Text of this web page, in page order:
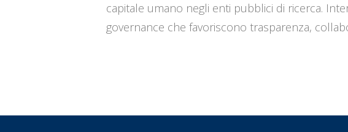
capitale umano negli enti pubblici di ricerca.
governance che favoriscono trasparenza,